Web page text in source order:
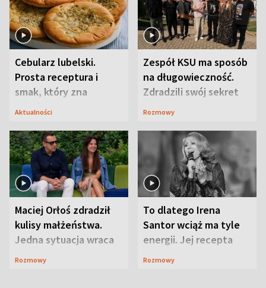
Cebularz lubelski.
Prosta receptura i
smak, który zna
Lubelszczyzna
Aktualności
Zespół KSU ma sposób
na długowieczność.
Zdradzili swój sekret
Rozmowy
Maciej Orłoś zdradził
kulisy małżeństwa.
Jedna sytuacja wraca
jak bumerang
Rozmowy
To dlatego Irena
Santor wciąż ma tyle
energii. Jej recepta
jest zaskakująco
Rozmowy